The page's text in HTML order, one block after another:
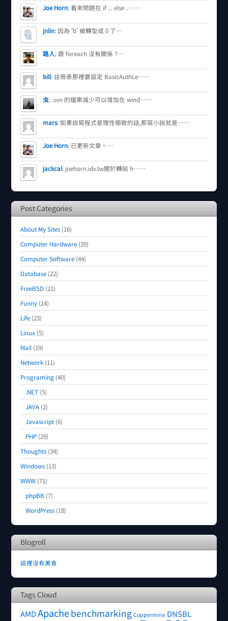
Joe Horn:看來問題在 if ... else ..……
jnlin: 因為 'b' 被轉型成 0 了…
路人:跟 foreach 沒有關係 ?…
bill:註冊表那裡要設定 BasicAuthLe……
虫: .svn 的檔案減少可以增加在 wind……
mars:如果說寫程式是理性極致的話,那寫小說就是……
Joe Horn: 已更新文章。…
jackcal: joehorn.idv.tw關於轉貼 h……
Post Categories
About My Sites (16)
Computer Hardware (29)
Computer Software (44)
Database (22)
FreeBSD (21)
Funny (14)
Life (23)
Linux (5)
Mail (19)
Network (11)
Programing (40)
.NET (5)
JAVA (2)
Javascript(6)
PHP (29)
Thoughts (34)
Windows (13)
WWW (71)
phpBB (7)
WordPress (18)
Blogroll
這裡沒有美食
Tags Cloud
AMDApachebenchmarking Coppermine DNSBL